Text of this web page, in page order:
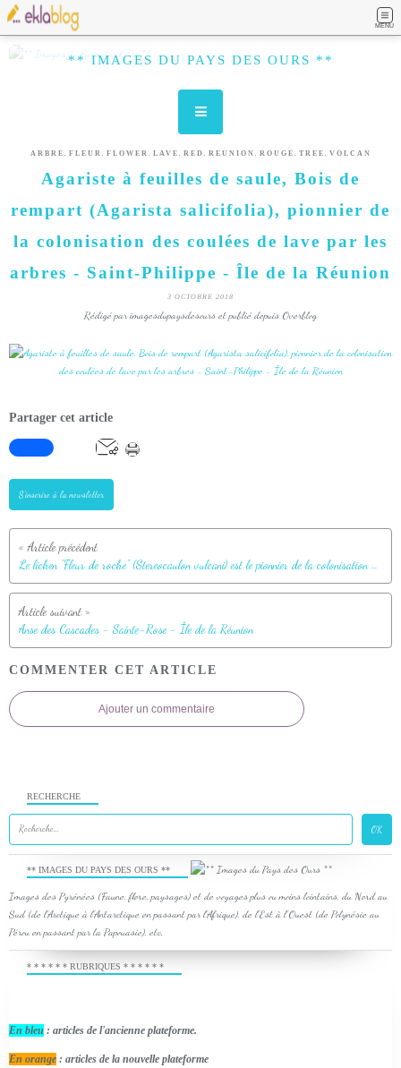
MENU
** IMAGES DU PAYS DES OURS **
ARBRE , FLEUR , FLOWER , LAVE , RED , REUNION , ROUGE , TREE , VOLCAN
Agariste à feuilles de saule, Bois de
rempart (Agarista salicifolia), pionnier de
la colonisation des coulées de lave par les
arbres - Saint-Philippe - Île de la Réunion
3 OCTOBRE 2018
Rédigé par imagesdupaysdesours et publié depuis Overblog
Partager cet article
S'inscrire à la newsletter
Le lichen "Fleur de roche" (Stereocaulon vulcani) est le pionnier de la colonisation des coulées de lave par la végétation - Saint-Philippe - Île de la Réunion
Anse des Cascades - Sainte-Rose - Île de la Réunion
COMMENTER CET ARTICLE
Ajouter un commentaire
RECHERCHE
** IMAGES DU PAYS DES OURS **
Images des Pyrénées (Faune, flore, paysages) et de voyages plus ou moins lointains, du Nord au
Sud (de l'Arctique à l'Antarctique en passant par l'Afrique), de l'Est à l'Ouest (de Polynésie au
Pérou en passant par la Papouasie), etc.
* * * * * * RUBRIQUES * * * * * *
En bleu : articles de l'ancienne plateforme.
En orange : articles de la nouvelle plateforme